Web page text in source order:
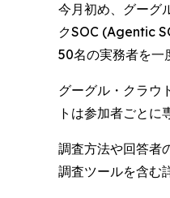
今月初め、グーグ
クSOC (Agentic
50名の実務者を一
グーグル・クラウ
トは参加者ごとに
調査方法や回答者
調査ツールを含む